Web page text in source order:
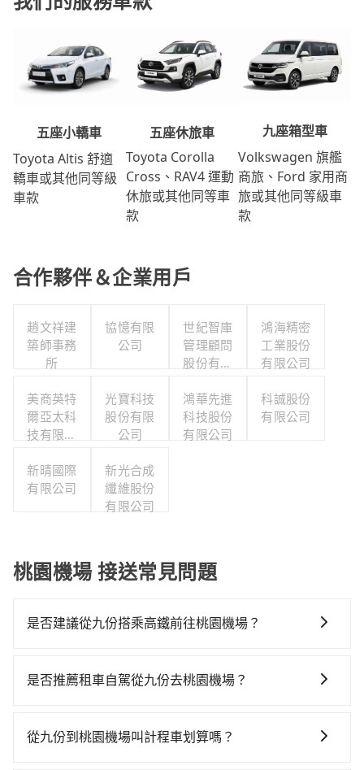
五座小轎車
Toyota Altis 舒適
轎車或其他同等級
車款
五座休旅車
Toyota Corolla
Cross、RAV4 運動
休旅或其他同等車
款
九座箱型車
Volkswagen 旗艦
商旅、Ford 家用商
旅或其他同等級車
款
合作夥伴＆企業用戶
趙文祥建
築師事務
所
協憶有限
公司
世紀智庫
管理顧問
股份有限
鴻海精密
工業股份
有限公司
美商英特
爾亞太科
技有限公
光寶科技
股份有限
公司
鴻華先進
科技股份
有限公司
科誠股份
有限公司
新晴國際
有限公司
新光合成
纖維股份
有限公司
桃園機場 接送常見問題
是否建議從九份搭乘高鐵前往桃園機場？
車麻煩，且難叫計程車前往高鐵站！從最早06:26一直到
輛計程車花費約1,600元、車程約57分鐘。抵達高鐵站
是否推薦租車自駕從九份去桃園機場？
路邊多天不用車，每小時停車費30元，單日最高490
從九份到桃園機場叫計程車划算嗎？